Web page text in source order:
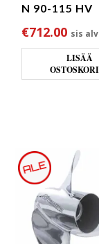
N 90-115 HV
€712.00 sis
LISÄÄ